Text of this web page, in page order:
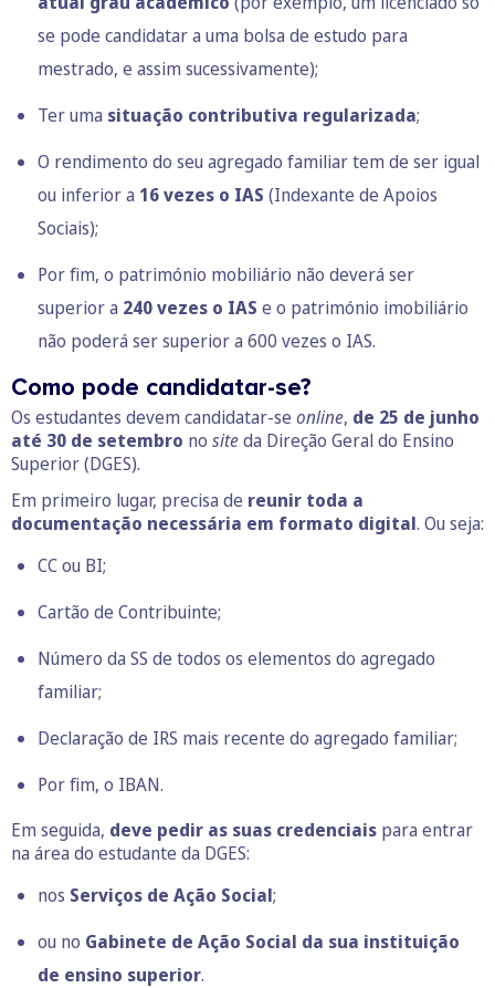
se pode candidatar a uma bolsa de estudo para
mestrado, e assim sucessivamente);
Ter uma situação contributiva regularizada;
O rendimento do seu agregado familiar tem de ser igual
ou inferior a 16 vezes o IAS (Indexante de Apoios
Sociais);
Por fim, o património mobiliário não deverá ser
superior a 240 vezes o IAS e o património imobiliário
não poderá ser superior a 600 vezes o IAS.
Como pode candidatar-se?
Os estudantes devem candidatar-se online, de 25 de junho
até 30 de setembro no siteda Direção Geral do Ensino
Superior (DGES).
Em primeiro lugar, precisa de reunir toda a
documentação necessária em formato digital. Ou seja:
CC ou BI;
Cartão de Contribuinte;
Número da SS de todos os elementos do agregado
familiar;
Declaração de IRS mais recente do agregado familiar;
Por fim, o IBAN.
Em seguida, deve pedir as suas credenciais para entrar
na área do estudante da DGES:
nos Serviços de Ação Social;
ou no Gabinete de Ação Social da sua instituição
de ensino superior.